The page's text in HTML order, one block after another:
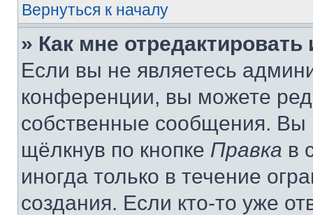
Вернуться к началу
» Как мне
Если вы не являетесь
конференции, вы можете
собственные сообщения. Вы
щёлкнув по кнопке Правка в
иногда только в течение
создания. Если кто-то уже